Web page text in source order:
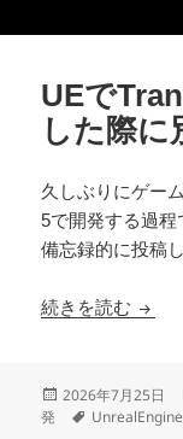
UEで
した際に
久しぶりにゲー
5で開発する過
備忘録的に投稿し
続きを読む UE
投
稿
2026年7月25日
発
タ
UnrealEngine